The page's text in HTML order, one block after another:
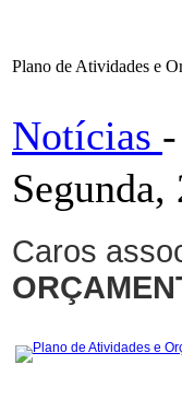
Plano de Atividades e
Notícias -
Caros
Plano de Atividades e